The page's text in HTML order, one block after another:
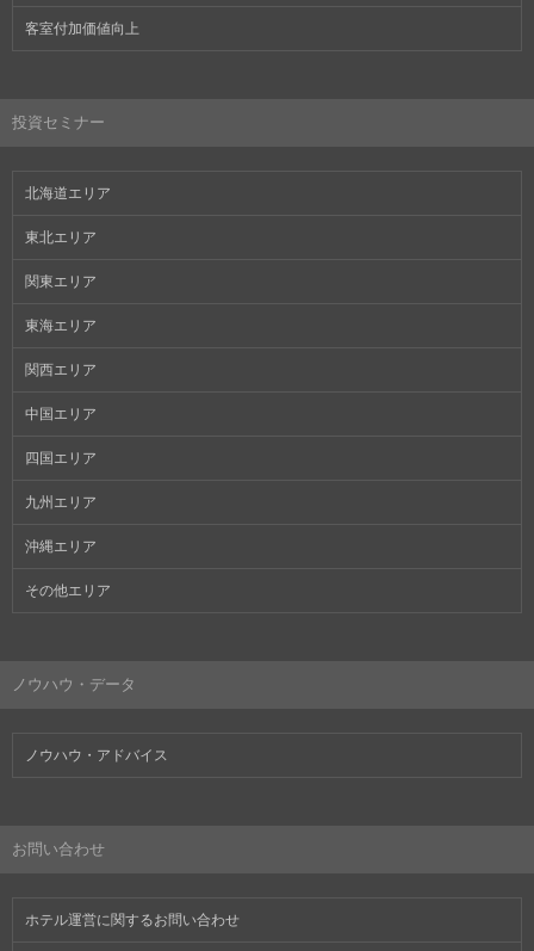
客室付加価値向上
投資セミナー
北海道エリア
東北エリア
関東エリア
東海エリア
関西エリア
中国エリア
四国エリア
九州エリア
沖縄エリア
その他エリア
ノウハウ・データ
ノウハウ・アドバイス
お問い合わせ
ホテル運営に関するお問い合わせ